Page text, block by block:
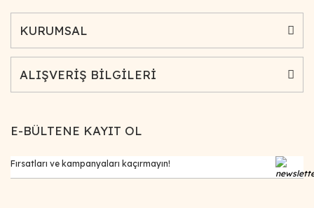
KURUMSAL
ALIŞVERİŞ BİLGİLERİ
E-BÜLTENE KAYIT OL